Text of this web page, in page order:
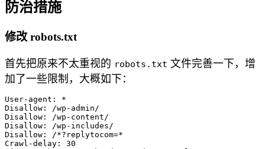
防治措施
修改 robots.txt
首先把原来不太重视的 robots.txt 文件完善一下，增
加了一些限制，大概如下：
User-agent: *
Disallow: /wp-admin/
Disallow: /wp-content/
Disallow: /wp-includes/
Disallow: /*?replytocom=*
Crawl-delay: 30